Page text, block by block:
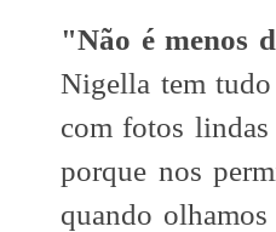
"Não é menos
Nigella tem
com fotos
porque nos
quando